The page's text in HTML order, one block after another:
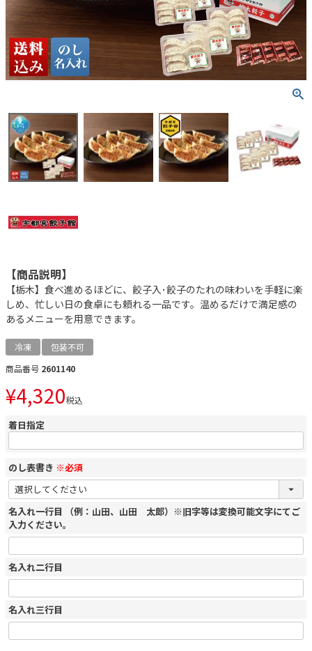
【商品説明】
【栃木】食べ進めるほどに、餃子入･餃子のたれの味わいを手軽に楽
しめ、忙しい日の食卓にも頼れる一品です。温めるだけで満足感の
あるメニューを用意できます。
冷凍
包装不可
商品番号 2601140
¥4,320税込
着日指定
のし表書き ※必須
名入れ一行目 （例：山田、山田 太郎）※旧字等は変換可能文字にてご
入力ください。
名入れ二行目
名入れ三行目